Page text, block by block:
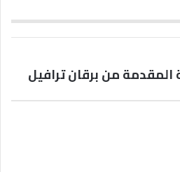
من برقان ترافيل